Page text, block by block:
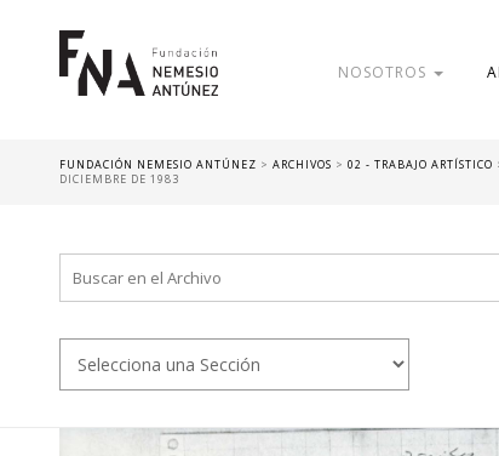
NOSOTROS
FUNDACIÓN NEMESIO ANTÚNEZ > ARCHIVOS > 02 - TRABAJO ARTÍSTICO
DICIEMBRE DE 1983